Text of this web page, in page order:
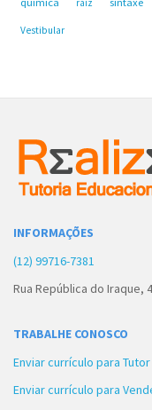
raiz
Vestibular
INFORMAÇÕES
(12) 99716-7381
Rua República do Iraque,
TRABALHE CONOSCO
Enviar currículo para Tutor
Enviar currículo para